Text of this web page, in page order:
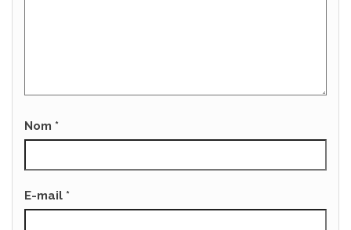
Nom *
E-mail *